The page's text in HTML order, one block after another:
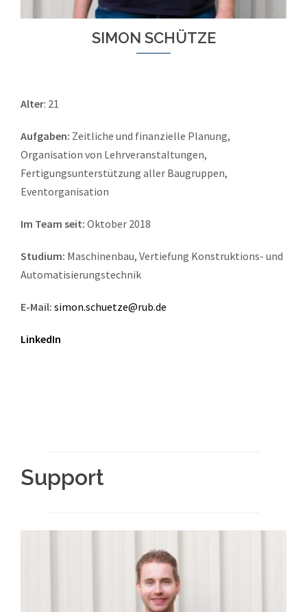
SIMON SCHÜTZE
Alter: 21
Aufgaben: Zeitliche und finanzielle Planung,
Organisation von Lehrveranstaltungen,
Fertigungsunterstützung aller Baugruppen,
Eventorganisation
Im Team seit: Oktober 2018
Studium: Maschinenbau, Vertiefung Konstruktions- und
Automatisierungstechnik
E-Mail: simon.schuetze@rub.de
LinkedIn
Support